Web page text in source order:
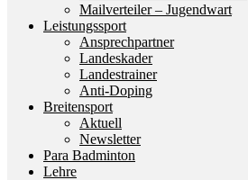
Mailverteiler – Jugendwart
Leistungssport
Ansprechpartner
Landeskader
Landestrainer
Anti-Doping
Breitensport
Aktuell
Newsletter
Para Badminton
Lehre